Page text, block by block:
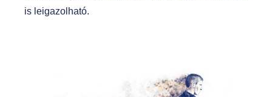
is leigazolható.